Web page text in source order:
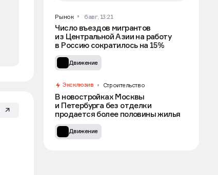
Рынок 6 авг, 13:21
Число въездов мигрантов
из Центральной Азии на работу
в Россию сократилось на 15%
Движение
Эксклюзив Строительство
В новостройках Москвы
и Петербурга без отделки
продается более половины жилья
Движение